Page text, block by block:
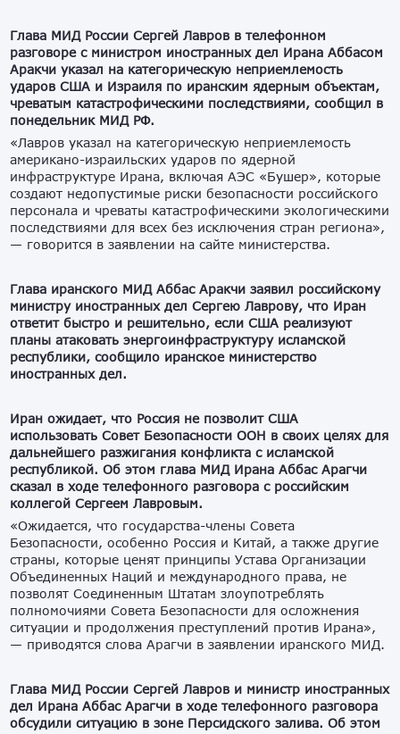
Глава МИД России Сергей Лавров в телефонном
разговоре с министром иностранных дел Ирана Аббасом
Аракчи указал на категорическую неприемлемость
ударов США и Израиля по иранским ядерным объектам,
чреватым катастрофическими последствиями, сообщил в
понедельник МИД РФ.
«Лавров указал на категорическую неприемлемость
американо-израильских ударов по ядерной
инфраструктуре Ирана, включая АЭС «Бушер», которые
создают недопустимые риски безопасности российского
персонала и чреваты катастрофическими экологическими
последствиями для всех без исключения стран региона»,
— говорится в заявлении на сайте министерства.
Глава иранского МИД Аббас Аракчи заявил российскому
министру иностранных дел Сергею Лаврову, что Иран
ответит быстро и решительно, если США реализуют
планы атаковать энергоинфраструктуру исламской
республики, сообщило иранское министерство
иностранных дел.
Иран ожидает, что Россия не позволит США
использовать Совет Безопасности ООН в своих целях для
дальнейшего разжигания конфликта с исламской
республикой. Об этом глава МИД Ирана Аббас Арагчи
сказал в ходе телефонного разговора с российским
коллегой Сергеем Лавровым.
«Ожидается, что государства-члены Совета
Безопасности, особенно Россия и Китай, а также другие
страны, которые ценят принципы Устава Организации
Объединенных Наций и международного права, не
позволят Соединенным Штатам злоупотреблять
полномочиями Совета Безопасности для осложнения
ситуации и продолжения преступлений против Ирана»,
— приводятся слова Арагчи в заявлении иранского МИД.
Глава МИД России Сергей Лавров и министр иностранных
дел Ирана Аббас Арагчи в ходе телефонного разговора
обсудили ситуацию в зоне Персидского залива. Об этом